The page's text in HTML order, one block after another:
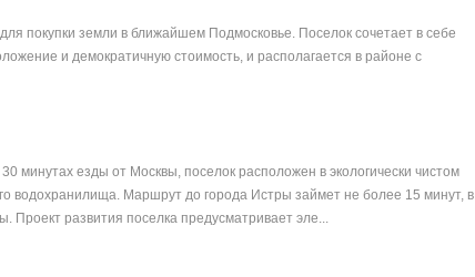
покупки земли в ближайшем Подмосковье. Поселок сочетает в себе
и демократичную стоимость, и располагается в районе с
минутах езды от Москвы, поселок расположен в экологически чистом
водохранилища. Маршрут до города Истры займет не более 15 минут, в
Проект развития поселка предусматривает эле...